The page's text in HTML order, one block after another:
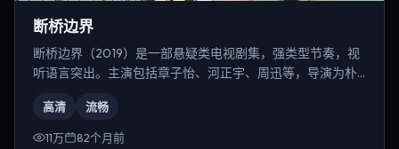
断桥边界
断桥边界（2019）是一部悬疑类电视剧集，强类型节奏，视
听语言突出。主演包括章子怡、河正宇、周迅等，导演为朴
高清 流畅
11万 82个月前